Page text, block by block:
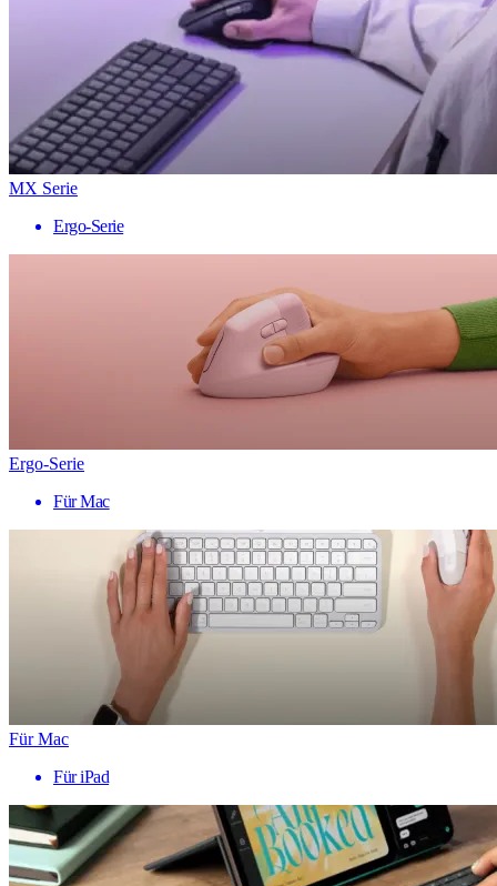
MX Serie
Ergo-Serie
Ergo-Serie
Für Mac
Für Mac
Für iPad